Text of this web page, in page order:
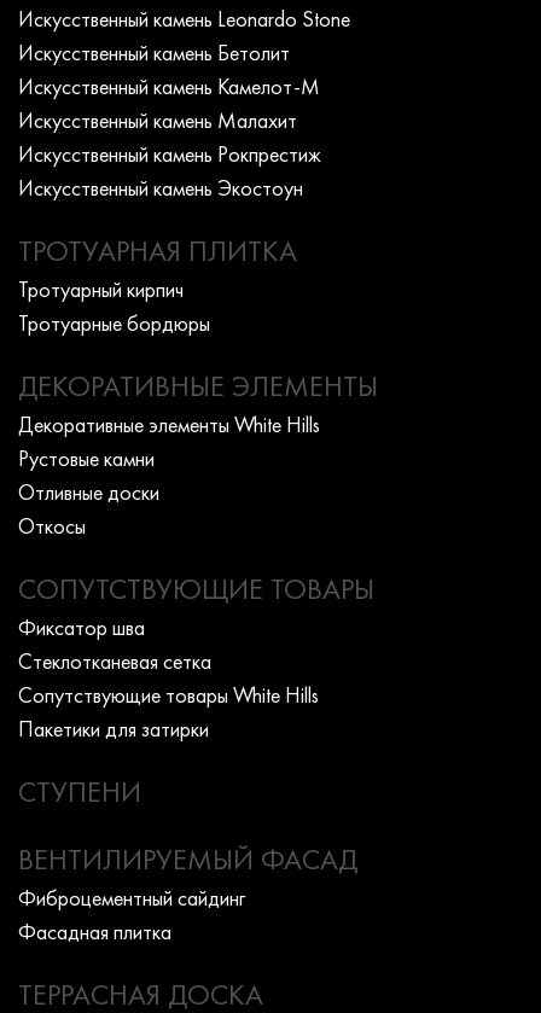
Искусcтвенный камень Leonardo Stone
Искусcтвенный камень Бетолит
Искусcтвенный камень Камелот-М
Искусcтвенный камень Малахит
Искусcтвенный камень Рокпрестиж
Искусcтвенный камень Экостоун
ТРОТУАРНАЯ ПЛИТКА
Тротуарный кирпич
Тротуарные бордюры
ДЕКОРАТИВНЫЕ ЭЛЕМЕНТЫ
Декоративные элементы White Hills
Рустовые камни
Отливные доски
Откосы
СОПУТСТВУЮЩИЕ ТОВАРЫ
Фиксатор шва
Стеклотканевая сетка
Сопутствующие товары White Hills
Пакетики для затирки
СТУПЕНИ
ВЕНТИЛИРУЕМЫЙ ФАСАД
Фиброцементный сайдинг
Фасадная плитка
ТЕРРАСНАЯ ДОСКА